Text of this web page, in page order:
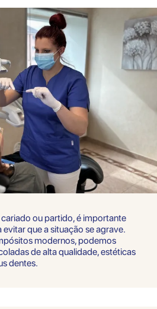
ou partido, é importante
que a situação se agrave.
modernos, podemos
de alta qualidade, estéticas
dentes.
politique